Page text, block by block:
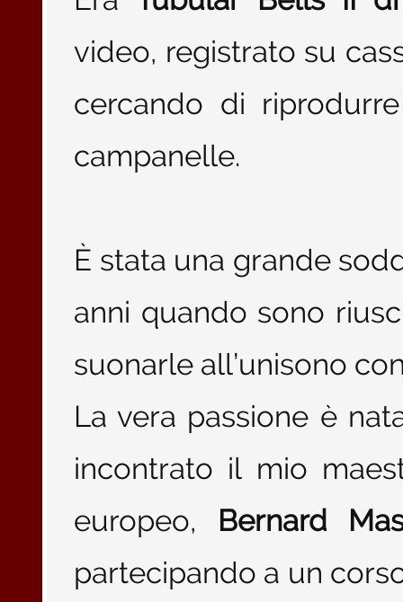
video, registrato su
cercando di
campanelle.
È stata una grande
anni quando sono
suonarle all’unisono
La vera passione è
incontrato il mio
europeo, Bernard
partecipando a un